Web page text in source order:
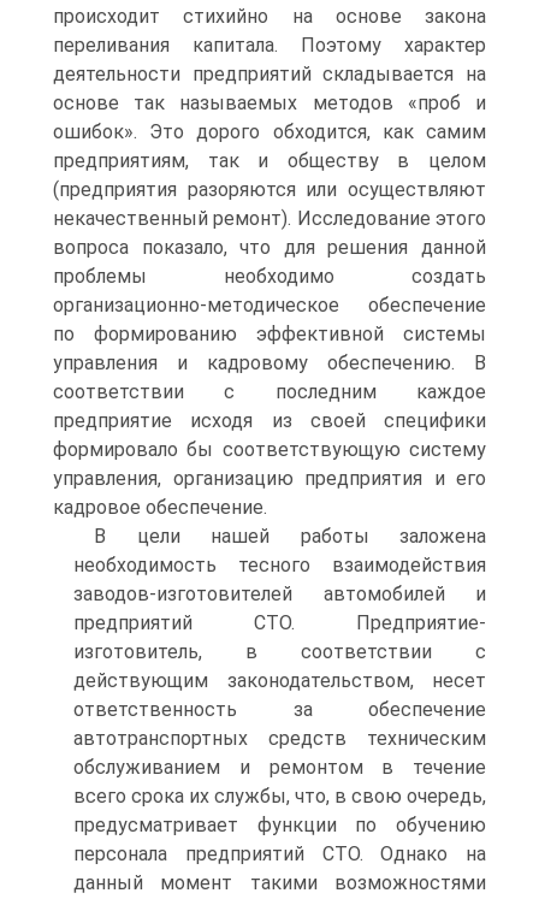
происходит стихийно на основе закона
переливания капитала. Поэтому характер
деятельности предприятий складывается на
основе так называемых методов «проб и
ошибок». Это дорого обходится, как самим
предприятиям, так и обществу в целом
(предприятия разоряются или осуществляют
некачественный ремонт). Исследование этого
вопроса показало, что для решения данной
проблемы необходимо создать
организационно-методическое обеспечение
по формированию эффективной системы
управления и кадровому обеспечению. В
соответствии с последним каждое
предприятие исходя из своей специфики
формировало бы соответствующую систему
управления, организацию предприятия и его
кадровое обеспечение.
В цели нашей работы заложена
необходимость тесного взаимодействия
заводов-изготовителей автомобилей и
предприятий СТО. Предприятие-
изготовитель, в соответствии с
действующим законодательством, несет
ответственность за обеспечение
автотранспортных средств техническим
обслуживанием и ремонтом в течение
всего срока их службы, что, в свою очередь,
предусматривает функции по обучению
персонала предприятий СТО. Однако на
данный момент такими возможностями